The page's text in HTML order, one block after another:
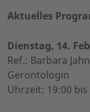
Aktuelles
Dienstag, 14.
Ref.: Barbara
Gerontologin
Uhrzeit: 19:00 bis